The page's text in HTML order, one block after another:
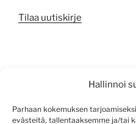
Hallinnoi
Parhaan kokemuksen
evästeitä, tallentaaksemme ja/tai
Tilaa uutiskirje